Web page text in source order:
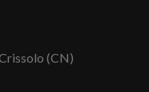
(CN)